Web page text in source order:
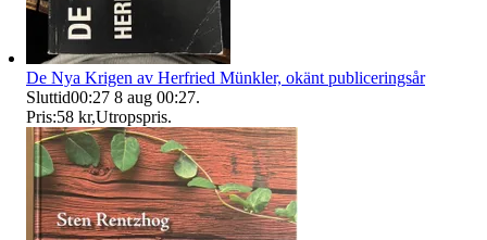
De Nya Krigen av Herfried Münkler, okänt publiceringsår
Sluttid00:27 8 aug 00:27.
Pris:58 kr,Utropspris.